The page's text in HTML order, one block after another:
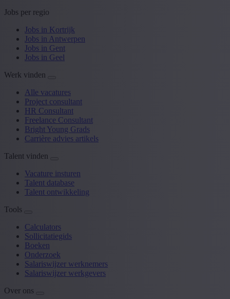
Jobs per regio
Jobs in Kortrijk
Jobs in Antwerpen
Jobs in Gent
Jobs in Geel
Werk vinden
Alle vacatures
Project consultant
HR Consultant
Freelance Consultant
Bright Young Grads
Carrière advies artikels
Talent vinden
Vacature insturen
Talent database
Talent ontwikkeling
Tools
Calculators
Sollicitatiegids
Boeken
Onderzoek
Salariswijzer werknemers
Salariswijzer werkgevers
Over ons